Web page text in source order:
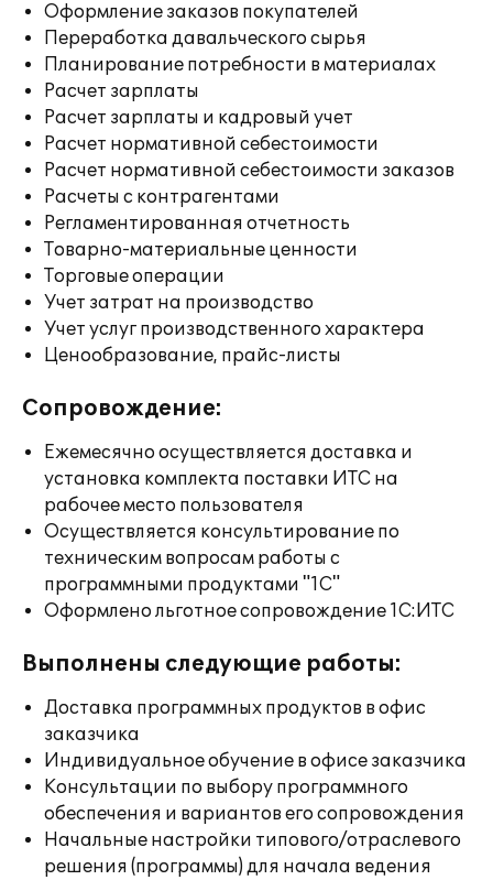
Оформление заказов покупателей
Переработка давальческого сырья
Планирование потребности в материалах
Расчет зарплаты
Расчет зарплаты и кадровый учет
Расчет нормативной себестоимости
Расчет нормативной себестоимости заказов
Расчеты с контрагентами
Регламентированная отчетность
Товарно-материальные ценности
Торговые операции
Учет затрат на производство
Учет услуг производственного характера
Ценообразование, прайс-листы
Сопровождение:
Ежемесячно осуществляется доставка и
установка комплекта поставки ИТС на
рабочее место пользователя
Осуществляется консультирование по
техническим вопросам работы с
программными продуктами "1С"
Оформлено льготное сопровождение 1С:ИТС
Выполнены следующие работы:
Доставка программных продуктов в офис
заказчика
Индивидуальное обучение в офисе заказчика
Консультации по выбору программного
обеспечения и вариантов его сопровождения
Начальные настройки типового/отраслевого
решения (программы) для начала ведения